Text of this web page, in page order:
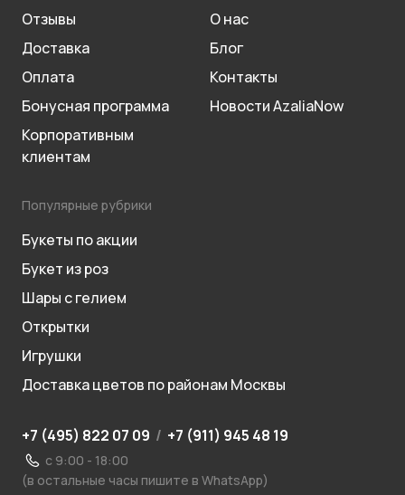
Отзывы
Доставка
Оплата
Бонусная программа
Корпоративным
клиентам
О нас
Блог
Контакты
Новости AzaliaNow
Популярные рубрики
Букеты по акции
Букет из роз
Шары с гелием
Открытки
Игрушки
Доставка цветов по районам Москвы
+7 (495) 822 07 09 / +7 (911) 945 48 19
с 9:00 - 18:00
(в остальные часы пишите в WhatsApp)